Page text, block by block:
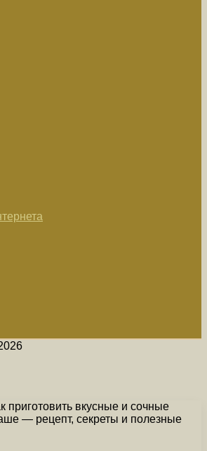
приготовить вкусные и сочные
— рецепт, секреты и полезные